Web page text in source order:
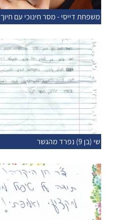
משפחת דייסי - מסר חינוכי עם חיוך
שי (בן 9) נפרד מהגשר